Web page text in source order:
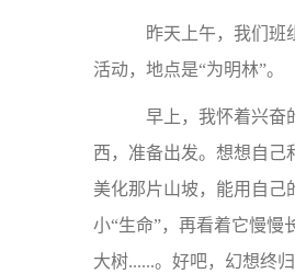
昨天上午，我们班
活动，地点是“为明林”。
早上，我怀着兴奋
西，准备出发。想想自己
美化那片山坡，能用自己
小“生命”，再看着它慢慢
大树......。好吧，幻想终